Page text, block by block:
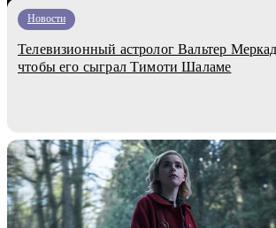
Новости
Телевизионный астролог Вальтер
чтобы его сыграл Тимоти Шаламе